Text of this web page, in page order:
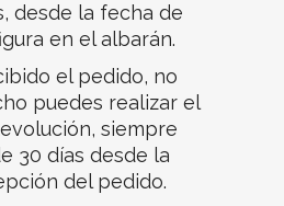
desde la fecha de
en el albarán.
el pedido, no
puedes realizar el
siempre
30 días desde la
del pedido.